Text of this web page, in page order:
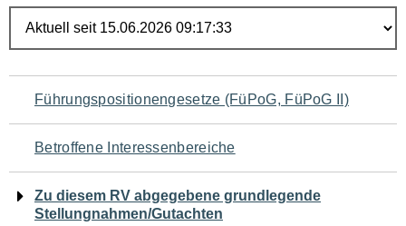
Navigation
für
den
Seiteninhalt
Führungspositionengesetze (FüPoG, FüPoG II)
Betroffene Interessenbereiche
Zu diesem RV abgegebene grundlegende
Stellungnahmen/Gutachten